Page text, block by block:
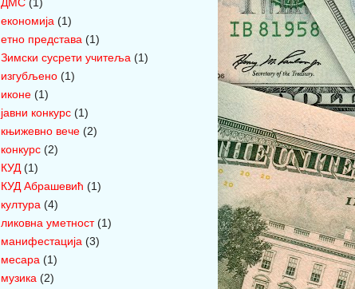
ДМС (1)
економија (1)
етно представа (1)
Зимски сусрети учитеља (1)
изгубљено (1)
иконе (1)
јавни конкурс (1)
књижевно вече (2)
конкурс (2)
КУД (1)
КУД Абрашевић (1)
култура (4)
ликовна уметност (1)
манифестација (3)
месара (1)
музика (2)